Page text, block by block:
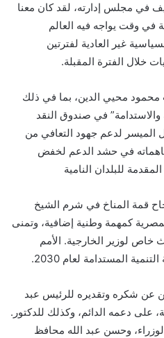
في مجلس إدارته، لقد كان معنا
في وقت يواجه فيه العالم
غير العادية لفترتين
خلال الفترة المقبلة.
محمود محيي الدين، بما في ذلك
والاستدامة” في صندوق النقد
الميسر لدعم جهود التعافي من
في حشد الدعم لخفض
للبلدان النامية
قمة المناخ في شرم الشيخ
كمهمة وطنية إضافية، وتمنى
خاص لوزير الخارجية. الأمم
المستدامة لعام 2030.
عن شكره وتقديره للرئيس عبد
على دعمه الدائم، وكذلك للدكتور.
وحسن عبد الله محافظ